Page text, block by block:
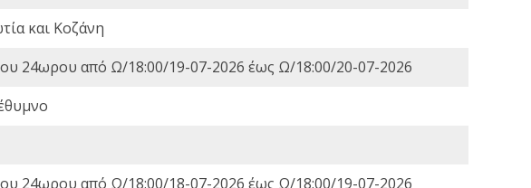
και Κοζάνη
24ωρου από Ω/18:00/19-07-2026 έως Ω/18:00/20-07-2026
24ωρου από Ω/18:00/18-07-2026 έως Ω/18:00/19-07-2026